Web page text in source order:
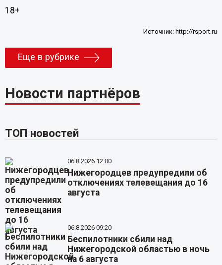
18+
Источник: http://rsport.ru
Еще в рубрике
Новости партнёров
ТОП новостей
06.8.2026 12:00
Нижегородцев предупредили об
отключениях телевещания до 16
августа
06.8.2026 09:20
Беспилотники сбили над
Нижегородской областью в ночь
на 6 августа